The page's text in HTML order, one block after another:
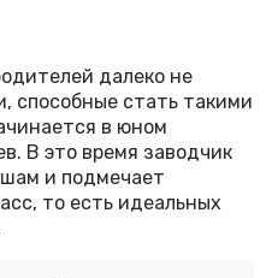
далеко не
способные стать такими
в юном
В это время заводчик
и подмечает
то есть идеальных